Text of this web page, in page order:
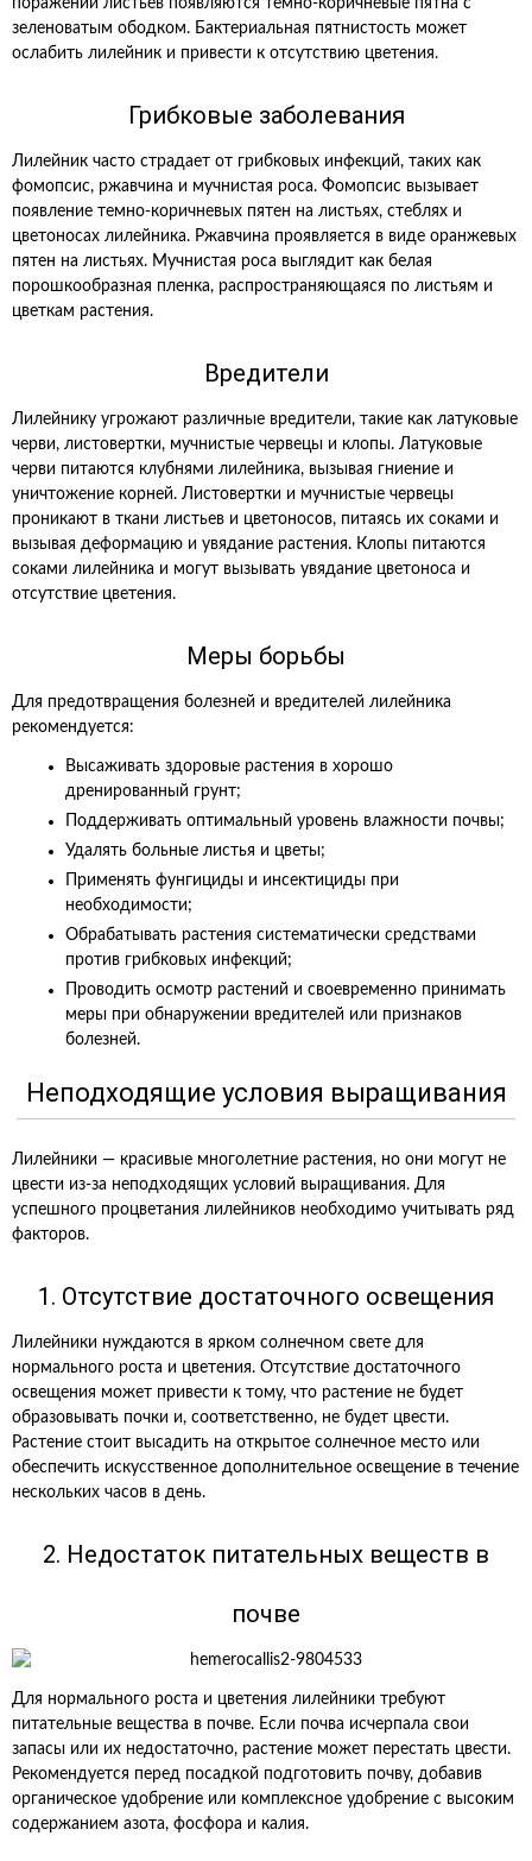
поражении листьев появляются темно-коричневые пятна с
зеленоватым ободком. Бактериальная пятнистость может
ослабить лилейник и привести к отсутствию цветения.
Грибковые заболевания
Лилейник часто страдает от грибковых инфекций, таких как
фомопсис, ржавчина и мучнистая роса. Фомопсис вызывает
появление темно-коричневых пятен на листьях, стеблях и
цветоносах лилейника. Ржавчина проявляется в виде оранжевых
пятен на листьях. Мучнистая роса выглядит как белая
порошкообразная пленка, распространяющаяся по листьям и
цветкам растения.
Вредители
Лилейнику угрожают различные вредители, такие как латуковые
черви, листовертки, мучнистые червецы и клопы. Латуковые
черви питаются клубнями лилейника, вызывая гниение и
уничтожение корней. Листовертки и мучнистые червецы
проникают в ткани листьев и цветоносов, питаясь их соками и
вызывая деформацию и увядание растения. Клопы питаются
соками лилейника и могут вызывать увядание цветоноса и
отсутствие цветения.
Меры борьбы
Для предотвращения болезней и вредителей лилейника
рекомендуется:
Высаживать здоровые растения в хорошо
дренированный грунт;
Поддерживать оптимальный уровень влажности почвы;
Удалять больные листья и цветы;
Применять фунгициды и инсектициды при
необходимости;
Обрабатывать растения систематически средствами
против грибковых инфекций;
Проводить осмотр растений и своевременно принимать
меры при обнаружении вредителей или признаков
болезней.
Неподходящие условия выращивания
Лилейники — красивые многолетние растения, но они могут не
цвести из-за неподходящих условий выращивания. Для
успешного процветания лилейников необходимо учитывать ряд
факторов.
1. Отсутствие достаточного освещения
Лилейники нуждаются в ярком солнечном свете для
нормального роста и цветения. Отсутствие достаточного
освещения может привести к тому, что растение не будет
образовывать почки и, соответственно, не будет цвести.
Растение стоит высадить на открытое солнечное место или
обеспечить искусственное дополнительное освещение в течение
нескольких часов в день.
2. Недостаток питательных веществ в
почве
Для нормального роста и цветения лилейники требуют
питательные вещества в почве. Если почва исчерпала свои
запасы или их недостаточно, растение может перестать цвести.
Рекомендуется перед посадкой подготовить почву, добавив
органическое удобрение или комплексное удобрение с высоким
содержанием азота, фосфора и калия.